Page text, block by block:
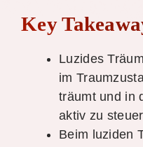
Key
Luzides
im
träumt und in
aktiv zu
Beim luziden